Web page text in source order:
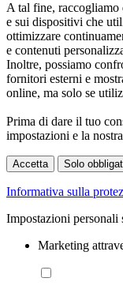
A tal fine, raccogliamo
e sui dispositivi che
ottimizzare
e contenuti
Inoltre, possiamo
fornitori esterni e
online, ma solo se
Prima di dare il tuo
impostazioni e la nostra
Accetta Solo
Informativa sulla
Impostazioni personali
Marketing